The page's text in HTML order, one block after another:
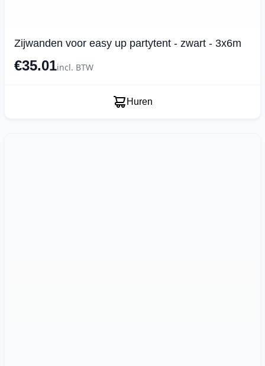
Zijwanden voor easy up partytent - zwart - 3x6m
€35.01incl. BTW
Huren